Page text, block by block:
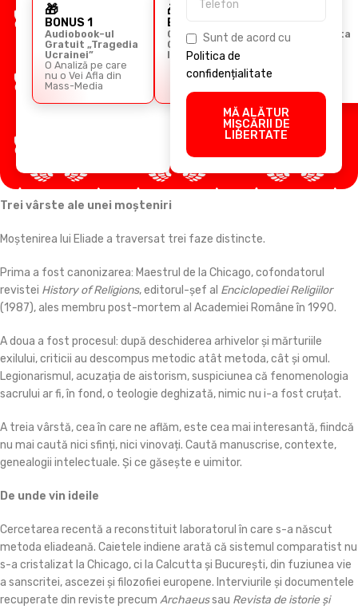
🎁
BONUS 1
Audiobook-ul
Gratuit „Tragedia
Ucrainei”
O Analiză pe care
nu o Vei Afla din
Mass-Media
🎁
BONUS 2
Ghidul
Comunicării
Imperiale
Cursul Arta
Retoricii
Sunt de acord cu
Politica de
confidențialitate
MĂ ALĂTUR
MIȘCĂRII DE
LIBERTATE
Trei vârste ale unei moșteniri
Moștenirea lui Eliade a traversat trei faze distincte.
Prima a fost canonizarea: Maestrul de la Chicago, cofondatorul
revistei History of Religions, editorul-șef al Enciclopediei Religiilor
(1987), ales membru post-mortem al Academiei Române în 1990.
A doua a fost procesul: după deschiderea arhivelor și mărturiile
exilului, criticii au descompus metodic atât metoda, cât și omul.
Legionarismul, acuzația de aistorism, suspiciunea că fenomenologia
sacrului ar fi, în fond, o teologie deghizată, nimic nu i-a fost cruțat.
A treia vârstă, cea în care ne aflăm, este cea mai interesantă, fiindcă
nu mai caută nici sfinți, nici vinovați. Caută manuscrise, contexte,
genealogii intelectuale. Și ce găsește e uimitor.
De unde vin ideile
Cercetarea recentă a reconstituit laboratorul în care s-a născut
metoda eliadeană. Caietele indiene arată că sistemul comparatist nu
s-a cristalizat la Chicago, ci la Calcutta și București, din fuziunea vie
a sanscritei, ascezei și filozofiei europene. Interviurile și documentele
recuperate din reviste precum Archaeussau Revista de istorie și